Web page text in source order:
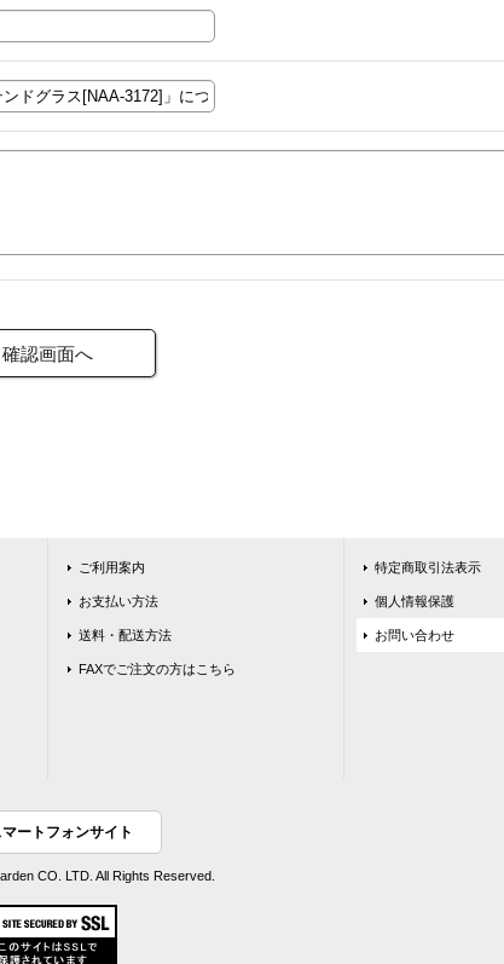
ご利用案内
お支払い方法
送料・配送方法
FAXでご注文の方はこちら
特定商取引法表示
個人情報保護
お問い合わせ
マートフォンサイト
CO. LTD. All Rights Reserved.